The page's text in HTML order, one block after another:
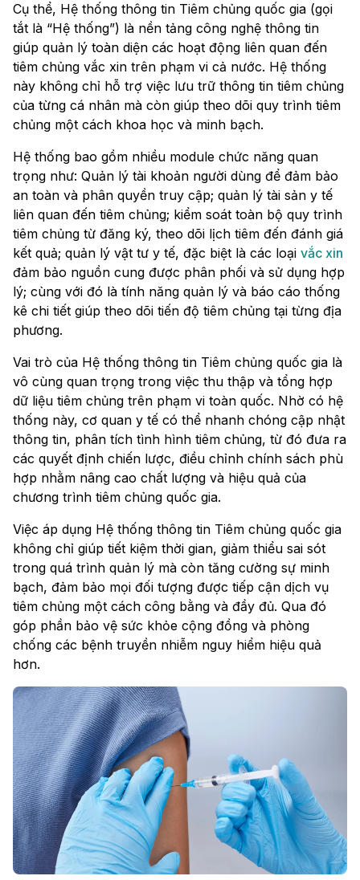
Cụ thể, Hệ thống thông tin Tiêm chủng quốc gia (gọi
tắt là “Hệ thống”) là nền tảng công nghệ thông tin
giúp quản lý toàn diện các hoạt động liên quan đến
tiêm chủng vắc xin trên phạm vi cả nước. Hệ thống
này không chỉ hỗ trợ việc lưu trữ thông tin tiêm chủng
của từng cá nhân mà còn giúp theo dõi quy trình tiêm
chủng một cách khoa học và minh bạch.
Hệ thống bao gồm nhiều module chức năng quan
trọng như: Quản lý tài khoản người dùng để đảm bảo
an toàn và phân quyền truy cập; quản lý tài sản y tế
liên quan đến tiêm chủng; kiểm soát toàn bộ quy trình
tiêm chủng từ đăng ký, theo dõi lịch tiêm đến đánh giá
kết quả; quản lý vật tư y tế, đặc biệt là các loại vắc xin
đảm bảo nguồn cung được phân phối và sử dụng hợp
lý; cùng với đó là tính năng quản lý và báo cáo thống
kê chi tiết giúp theo dõi tiến độ tiêm chủng tại từng địa
phương.
Vai trò của Hệ thống thông tin Tiêm chủng quốc gia là
vô cùng quan trọng trong việc thu thập và tổng hợp
dữ liệu tiêm chủng trên phạm vi toàn quốc. Nhờ có hệ
thống này, cơ quan y tế có thể nhanh chóng cập nhật
thông tin, phân tích tình hình tiêm chủng, từ đó đưa ra
các quyết định chiến lược, điều chỉnh chính sách phù
hợp nhằm nâng cao chất lượng và hiệu quả của
chương trình tiêm chủng quốc gia.
Việc áp dụng Hệ thống thông tin Tiêm chủng quốc gia
không chỉ giúp tiết kiệm thời gian, giảm thiểu sai sót
trong quá trình quản lý mà còn tăng cường sự minh
bạch, đảm bảo mọi đối tượng được tiếp cận dịch vụ
tiêm chủng một cách công bằng và đầy đủ. Qua đó
góp phần bảo vệ sức khỏe cộng đồng và phòng
chống các bệnh truyền nhiễm nguy hiểm hiệu quả
hơn.